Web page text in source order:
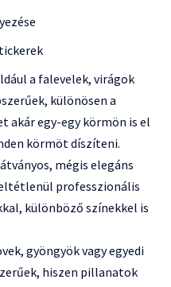
a falevelek, virágok
különösen a
akár egy-egy körmön is el
körmöt díszíteni.
mégis elegáns
professzionális
különböző színekkel is
gyöngyök vagy egyedi
hiszen pillanatok